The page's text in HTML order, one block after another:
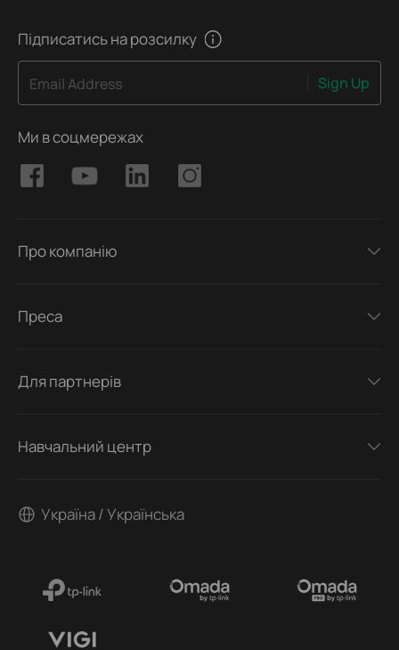
Підписатись на розсилку
Email Address Sign Up
Ми в соцмережах
Про компанію
Преса
Для партнерів
Навчальний центр
Україна / Українська